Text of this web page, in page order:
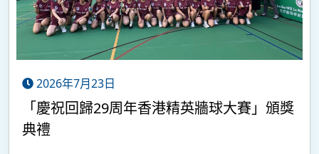
2026年7月23日
「慶祝回歸29周年香港精英牆球大賽」頒獎
典禮